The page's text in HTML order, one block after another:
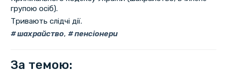
групою осіб).
Тривають слідчі дії.
шахрайство, пенсіонери
За темою: